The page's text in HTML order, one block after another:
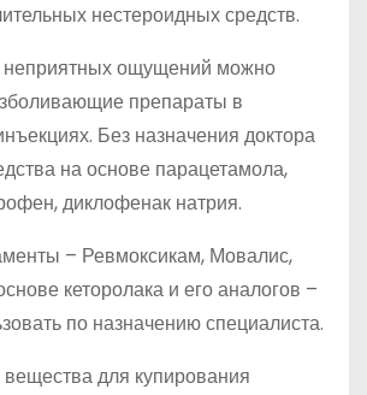
нестероидных средств.
неприятных ощущений можно
препараты в
Без назначения доктора
на основе парацетамола,
диклофенак натрия.
– Ревмоксикам, Мовалис,
кеторолака и его аналогов –
по назначению специалиста.
вещества для купирования